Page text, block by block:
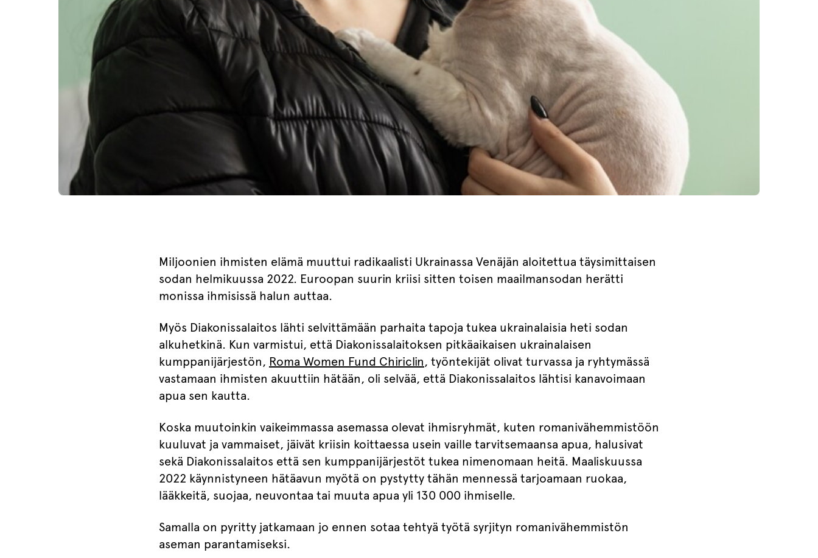
Miljoonien ihmisten elämä muuttui radikaalisti Ukrainassa Venäjän aloitettua täysimittaisen
sodan helmikuussa 2022. Euroopan suurin kriisi sitten toisen maailmansodan herätti
monissa ihmisissä halun auttaa.
Myös Diakonissalaitos lähti selvittämään parhaita tapoja tukea ukrainalaisia heti sodan
alkuhetkinä. Kun varmistui, että Diakonissalaitoksen pitkäaikaisen ukrainalaisen
kumppanijärjestön, Roma Women Fund Chiriclin, työntekijät olivat turvassa ja ryhtymässä
vastamaan ihmisten akuuttiin hätään, oli selvää, että Diakonissalaitos lähtisi kanavoimaan
apua sen kautta.
Koska muutoinkin vaikeimmassa asemassa olevat ihmisryhmät, kuten romanivähemmistöön
kuuluvat ja vammaiset, jäivät kriisin koittaessa usein vaille tarvitsemaansa apua, halusivat
sekä Diakonissalaitos että sen kumppanijärjestöt tukea nimenomaan heitä. Maaliskuussa
2022 käynnistyneen hätäavun myötä on pystytty tähän mennessä tarjoamaan ruokaa,
lääkkeitä, suojaa, neuvontaa tai muuta apua yli 130 000 ihmiselle.
Samalla on pyritty jatkamaan jo ennen sotaa tehtyä työtä syrjityn romanivähemmistön
aseman parantamiseksi.